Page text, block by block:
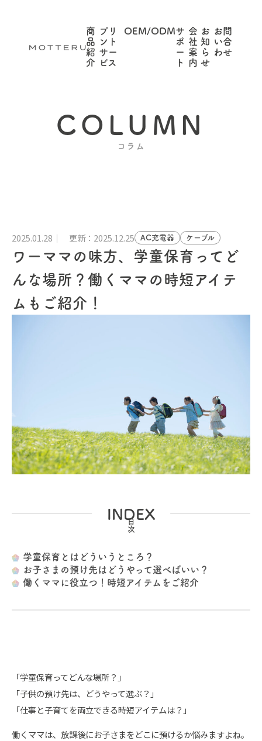
商
品
紹
介
プリ
ント
サー
ビス
OEM/ODMサ
ポ
ー
ト
会
社
案
内
お
知
ら
せ
お問
い合
わせ
COLUMN
コラム
2025.01.28 更新：2025.12.25 AC充電器 ケーブル
ワーママの味方、学童保育ってど
んな場所？働くママの時短アイテ
ムもご紹介！
INDEX
学童保育とはどういうところ？
お子さまの預け先はどうやって選べばいい？
働くママに役立つ！時短アイテムをご紹介
「学童保育ってどんな場所？」
「子供の預け先は、どうやって選ぶ？」
「仕事と子育てを両立できる時短アイテムは？」
働くママは、放課後にお子さまをどこに預けるか悩みますよね。